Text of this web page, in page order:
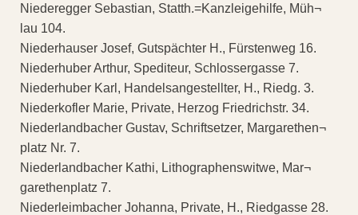
Niederegger Sebastian, Statth.=Kanzleigehilfe, Müh¬
lau 104.
Niederhauser Josef, Gutspächter H., Fürstenweg 16.
Niederhuber Arthur, Spediteur, Schlossergasse 7.
Niederhuber Karl, Handelsangestellter, H., Riedg. 3.
Niederkofler Marie, Private, Herzog Friedrichstr. 34.
Niederlandbacher Gustav, Schriftsetzer, Margarethen¬
platz Nr. 7.
Niederlandbacher Kathi, Lithographenswitwe, Mar¬
garethenplatz 7.
Niederleimbacher Johanna, Private, H., Riedgasse 28.